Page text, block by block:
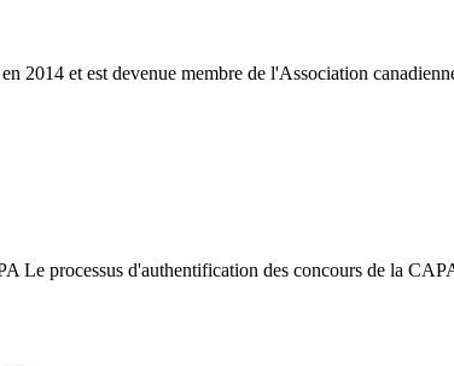
2014 et est devenue membre de l'Association
Le processus d'authentification des concours de la